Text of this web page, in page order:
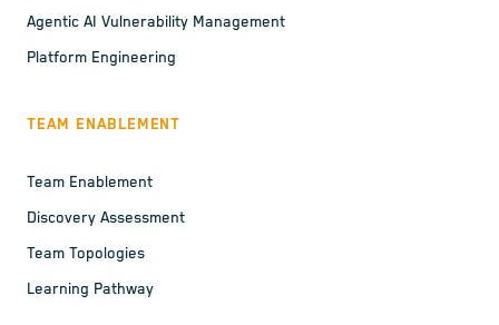
Agentic AI Vulnerability Management
Platform Engineering
TEAM ENABLEMENT
Team Enablement
Discovery Assessment
Team Topologies
Learning Pathway